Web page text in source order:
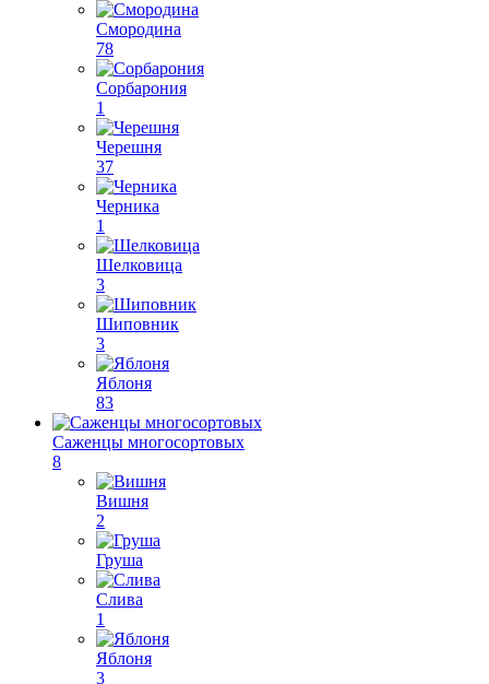
Смородина
78
Сорбарония
1
Черешня
37
Черника
1
Шелковица
3
Шиповник
3
Яблоня
83
Саженцы многосортовых
8
Вишня
2
Груша
Слива
1
Яблоня
3